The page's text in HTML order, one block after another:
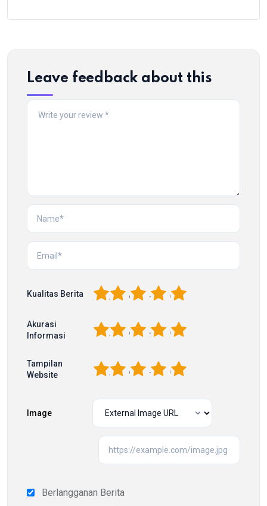
Leave feedback about this
Kualitas Berita 5
4
3
2
Akurasi
Informasi
5
4
3
2
Tampilan
Website
5
4
3
2
Image
Berlangganan Berita